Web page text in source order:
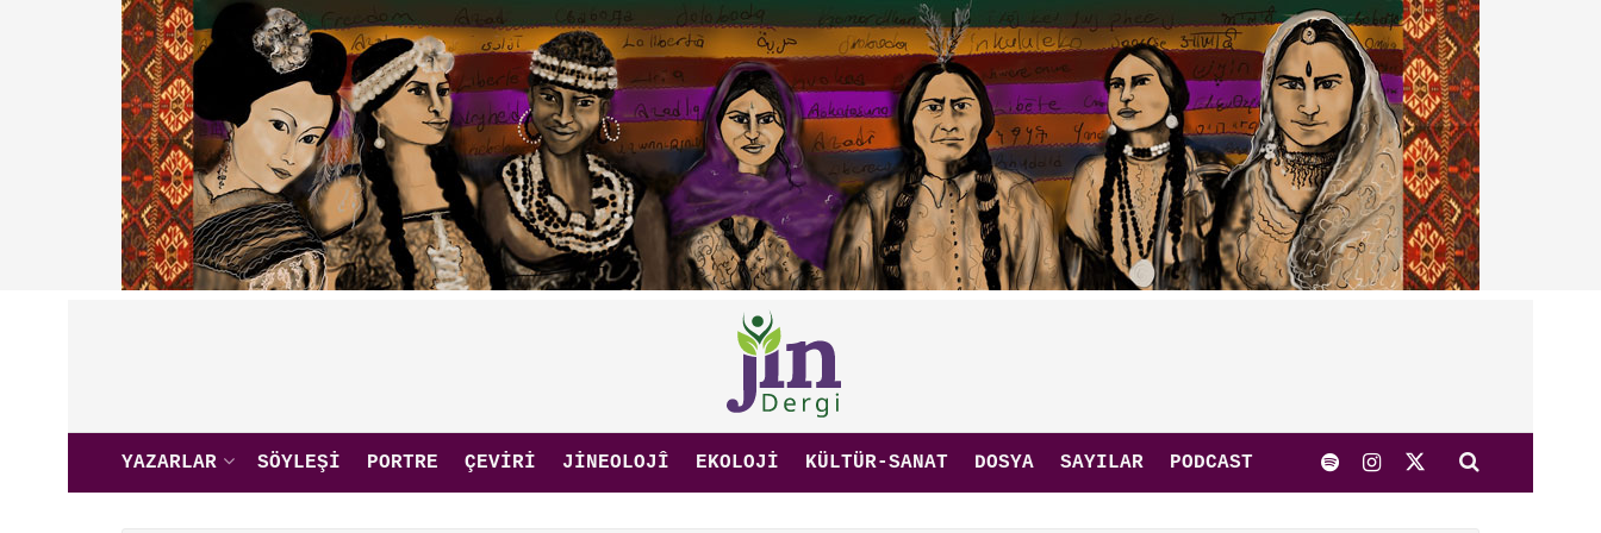
YAZARLAR SÖYLEŞI PORTRE ÇEVIRI JINEOLOJÎ EKOLOJI KÜLTÜR-SANAT DOSYA SAYILAR PODCAST